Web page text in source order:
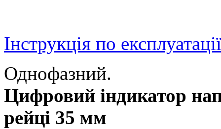
Інструкція по експлуатації
Однофазний.
Цифровий індикатор
рейці 35 мм